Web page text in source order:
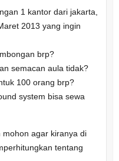
1 kantor dari jakarta,
2013 yang ingin
brp?
semacan aula tidak?
100 orang brp?
system bisa sewa
mohon agar kiranya di
tentang